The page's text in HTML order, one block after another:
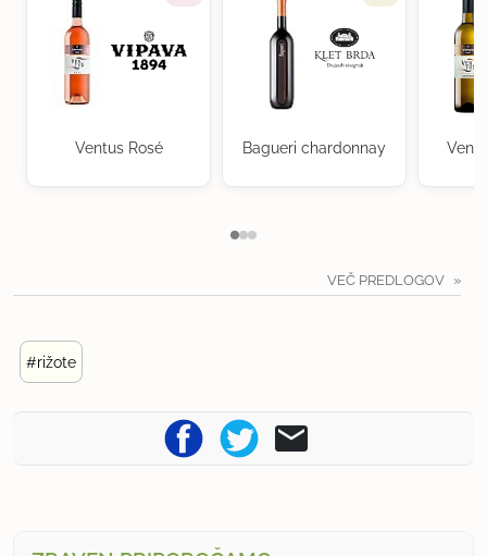
Ventus Rosé Bagueri chardonnay
VEČ PREDLOGOV
#rižote